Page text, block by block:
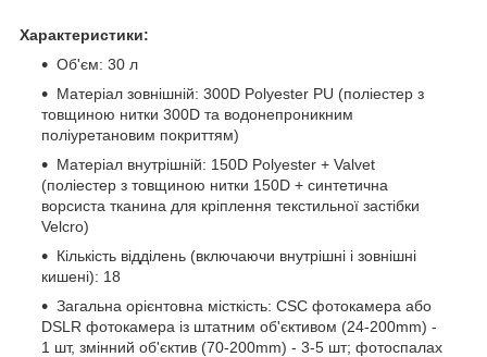
Характеристики:
Об'єм: 30 л
Матеріал зовнішній: 300D Polyester PU (поліестер з
товщиною нитки 300D та водонепроникним
поліуретановим покриттям)
Матеріал внутрішній: 150D Polyester + Valvet
(поліестер з товщиною нитки 150D + синтетична
ворсиста тканина для кріплення текстильної застібки
Velcro)
Кількість відділень (включаючи внутрішні і зовнішні
кишені): 18
Загальна орієнтовна місткість: CSC фотокамера або
DSLR фотокамера із штатним об'єктивом (24-200mm) -
1 шт, змінний об'єктив (70-200mm) - 3-5 шт; фотоспалах